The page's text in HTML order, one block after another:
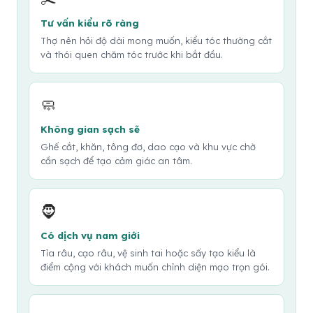
Tư vấn kiểu rõ ràng
Thợ nên hỏi độ dài mong muốn, kiểu tóc thường cắt
và thói quen chăm tóc trước khi bắt đầu.
🧼
Không gian sạch sẽ
Ghế cắt, khăn, tông đơ, dao cạo và khu vực chờ
cần sạch để tạo cảm giác an tâm.
🧔
Có dịch vụ nam giới
Tỉa râu, cạo râu, vệ sinh tai hoặc sấy tạo kiểu là
điểm cộng với khách muốn chỉnh diện mạo trọn gói.